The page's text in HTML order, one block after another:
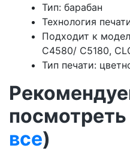
Тип: барабан
Технология
Подходит к
C4580/ C5180,
Тип печати:
посмотреть
все)